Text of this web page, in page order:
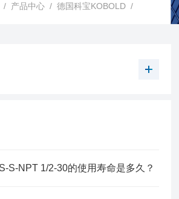
/ 产品中心 /德国科宝KOBOLD /
S-NPT 1/2-30的使用寿命是多久？